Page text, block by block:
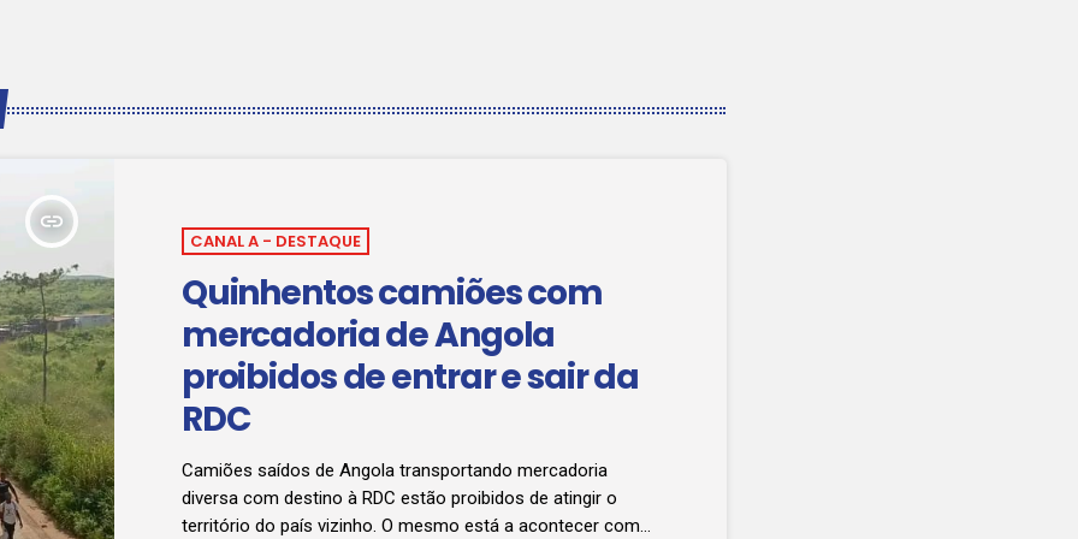
insert_link
CANAL A - DESTAQUE
Quinhentos camiões com
mercadoria de Angola
proibidos de entrar e sair da
RDC
Camiões saídos de Angola transportando mercadoria
diversa com destino à RDC estão proibidos de atingir o
território do país vizinho. O mesmo está a acontecer com